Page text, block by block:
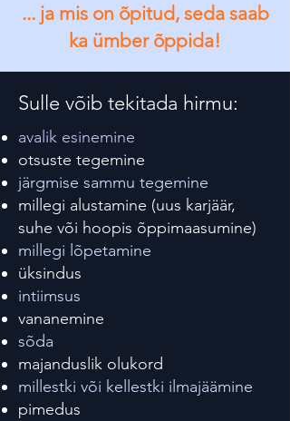
... ja mis on õpitud, seda saab
ka ümber õppida!
Sulle võib tekitada hirmu:
avalik esinemine
otsuste tegemine
järgmise sammu tegemine
millegi alustamine (uus karjäär,
suhe või hoopis õppimaasumine)
millegi lõpetamine
üksindus
intiimsus
vananemine
sõda
majanduslik olukord
millestki või kellestki ilmajäämine
pimedus